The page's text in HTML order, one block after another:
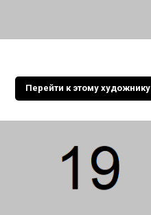
Перейти к этому художнику